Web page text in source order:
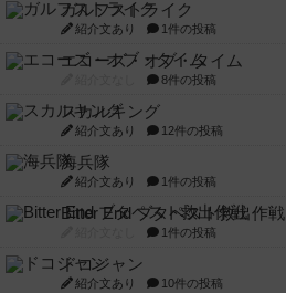
ガルフストライク
紹介文あり 1件の投稿
エコーズ・オブ・タイム
8件の投稿
スカルキング
紹介文あり 12件の投稿
海兵隊
紹介文あり 1件の投稿
Bitter End ブタペスト救出作戦
1件の投稿
ドコジャン
紹介文あり 10件の投稿